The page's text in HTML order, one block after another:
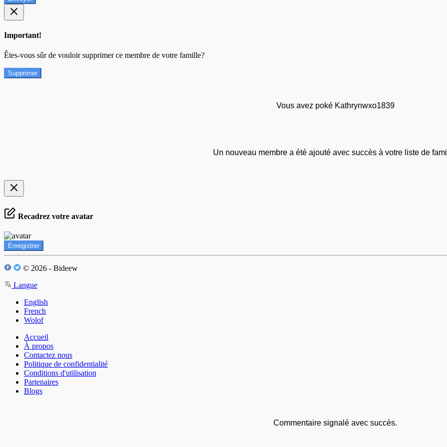
Important!
Êtes-vous sûr de vouloir supprimer ce membre de votre famille?
Supprimer
Vous avez poké Kathrynwxo1839
Un nouveau membre a été ajouté avec succès à votre liste de
Recadrez votre avatar
Enregistrer
© 2026 - Bideew
Langue
English
French
Wolof
Accueil
À propos
Contactez nous
Politique de confidentialité
Conditions d'utilisation
Partenaires
Blogs
Commentaire signalé avec succès.